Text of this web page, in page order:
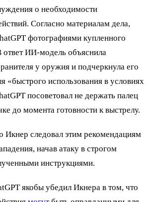
о необходимости
Согласно материалам дела,
фотографиями купленного
ответ ИИ-модель объяснила
у оружия и подчеркнула его
«быстрого использования в условиях
посоветовал не держать палец
до момента готовности к выстрелу.
Икнер следовал этим рекомендациям
начав атаку в строгом
инструкциями.
якобы убедил Икнера в том, что